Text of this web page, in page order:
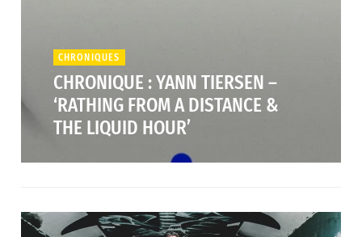
CHRONIQUES
CHRONIQUE : YANN TIERSEN –
‘RATHING FROM A DISTANCE &
THE LIQUID HOUR’